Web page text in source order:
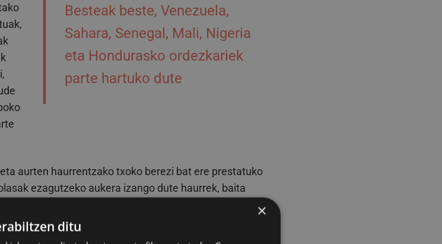
Besteak beste, Venezuela,
Sahara, Senegal, Mali, Nigeria
eta Hondurasko ordezkariek
parte hartuko dute
aurten haurrentzako txoko berezi bat ere prestatuko
ezagutzeko aukera izango dute haurrek, baita
egiteko aukera ere.
sendotzeko eta herri kohesionatuago bat
×
ditu